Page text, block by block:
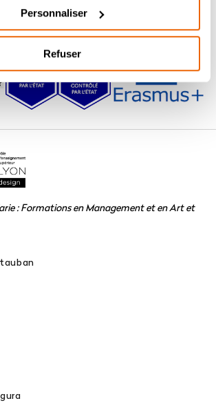
Personnaliser
Refuser
: Formations en Management et en Art et